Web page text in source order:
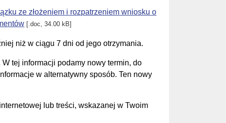
ze złożeniem i rozpatrzeniem wniosku o
[.doc, 34.00 kB]
niż w ciągu 7 dni od jego otrzymania.
tej informacji podamy nowy termin, do
w alternatywny sposób. Ten nowy
lub treści, wskazanej w Twoim